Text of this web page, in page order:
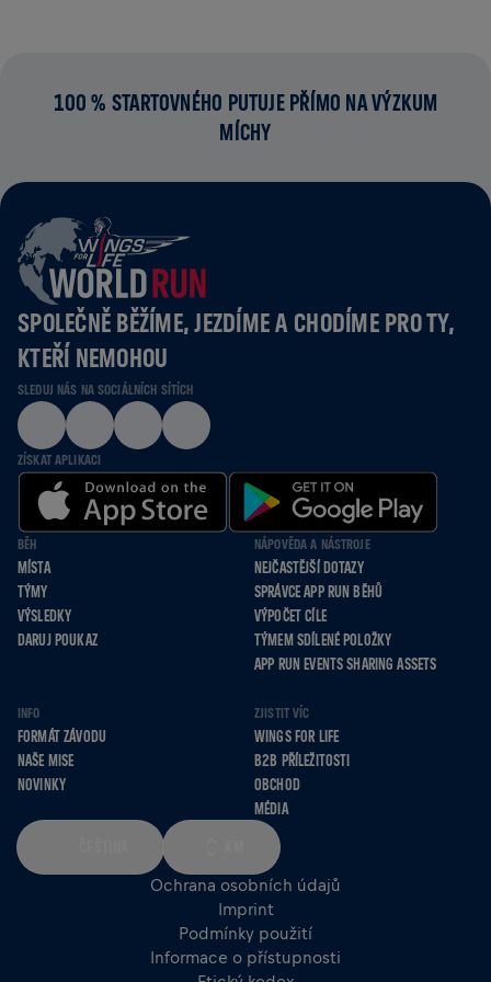
100 % STARTOVNÉHO PUTUJE PŘÍMO NA VÝZKUM
MÍCHY
SPOLEČNĚ BĚŽÍME, JEZDÍME A CHODÍME PRO TY,
KTEŘÍ NEMOHOU
SLEDUJ NÁS NA SOCIÁLNÍCH SÍTÍCH
ZÍSKAT APLIKACI
BĚH
MÍSTA
TÝMY
VÝSLEDKY
DARUJ POUKAZ
NÁPOVĚDA A NÁSTROJE
NEJČASTĚJŠÍ DOTAZY
SPRÁVCE APP RUN BĚHŮ
VÝPOČET CÍLE
TÝMEM SDÍLENÉ POLOŽKY
APP RUN EVENTS SHARING ASSETS
INFO
FORMÁT ZÁVODU
NAŠE MISE
NOVINKY
ZJISTIT VÍC
WINGS FOR LIFE
B2B PŘÍLEŽITOSTI
OBCHOD
MÉDIA
Ochrana osobních údajů
Imprint
Podmínky použití
Informace o přístupnosti